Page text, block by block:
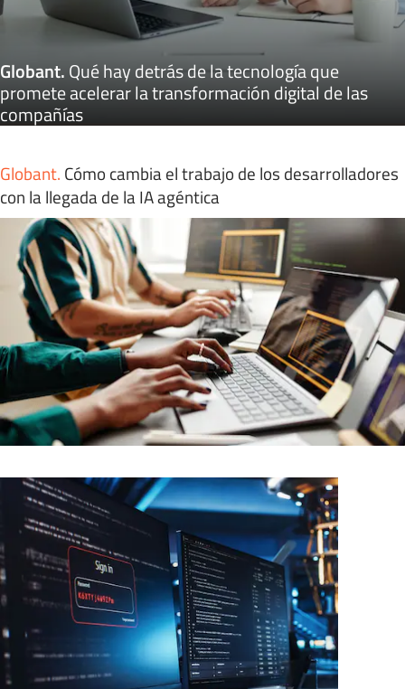
Globant.Qué hay detrás de la tecnología que
promete acelerar la transformación digital de las
compañías
Globant. Cómo cambia el trabajo de los desarrolladores
con la llegada de la IA agéntica